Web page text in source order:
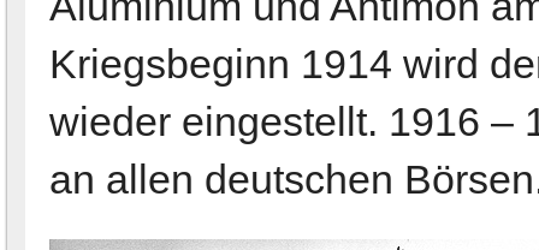
Kriegsbeginn 1914 wird
wieder eingestellt. 1916 –
an allen deutschen